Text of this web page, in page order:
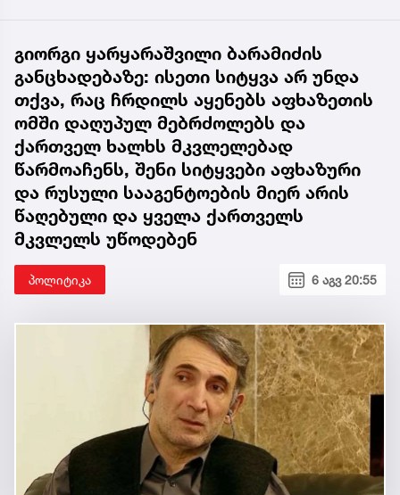
გიორგი ყარყარაშვილი ბარამიძის
განცხადებაზე: ისეთი სიტყვა არ უნდა
თქვა, რაც ჩრდილს აყენებს აფხაზეთის
ომში დაღუპულ მებრძოლებს და
ქართველ ხალხს მკვლელებად
წარმოაჩენს, შენი სიტყვები აფხაზური
და რუსული სააგენტოების მიერ არის
წაღებული და ყველა ქართველს
მკვლელს უწოდებენ
პოლიტიკა 6 აგვ 20:55